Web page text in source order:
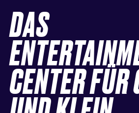
DAS
CENTER FÜR